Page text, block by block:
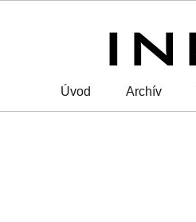
Úvod Archív